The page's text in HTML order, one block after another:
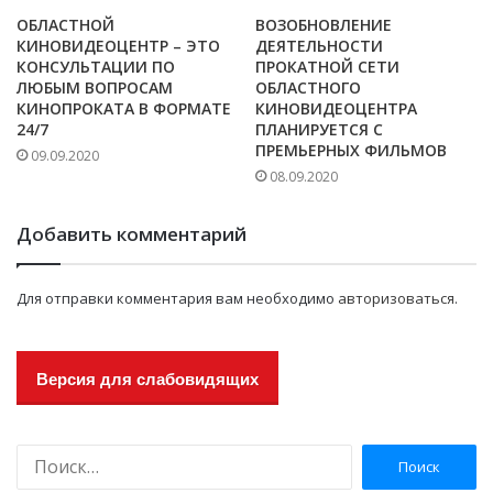
ОБЛАСТНОЙ
КИНОВИДЕОЦЕНТР – ЭТО
КОНСУЛЬТАЦИИ ПО
ЛЮБЫМ ВОПРОСАМ
КИНОПРОКАТА В ФОРМАТЕ
24/7
09.09.2020
ВОЗОБНОВЛЕНИЕ
ДЕЯТЕЛЬНОСТИ
ПРОКАТНОЙ СЕТИ
ОБЛАСТНОГО
КИНОВИДЕОЦЕНТРА
ПЛАНИРУЕТСЯ С
ПРЕМЬЕРНЫХ ФИЛЬМОВ
08.09.2020
Добавить комментарий
Для отправки комментария вам необходимо авторизоваться.
Версия для слабовидящих